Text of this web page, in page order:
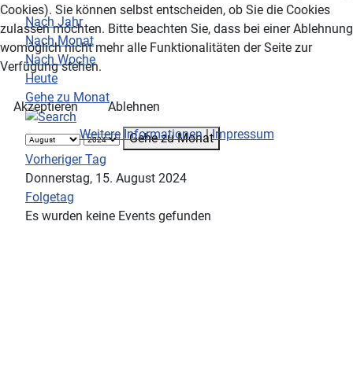
Nach Jahr
Nach Monat
Nach Woche
Heute
Gehe zu Monat
Gehe zu Monat
Vorheriger Tag
Donnerstag, 15. August 2024
Folgetag
Es wurden keine Events gefunden
Cookies). Sie können selbst entscheiden, ob Sie die Cookies
zulassen möchten. Bitte beachten Sie, dass bei einer Ablehnung
womöglich nicht mehr alle Funktionalitäten der Seite zur
Verfügung stehen.
Akzeptieren
Ablehnen
Weitere Informationen|Impressum